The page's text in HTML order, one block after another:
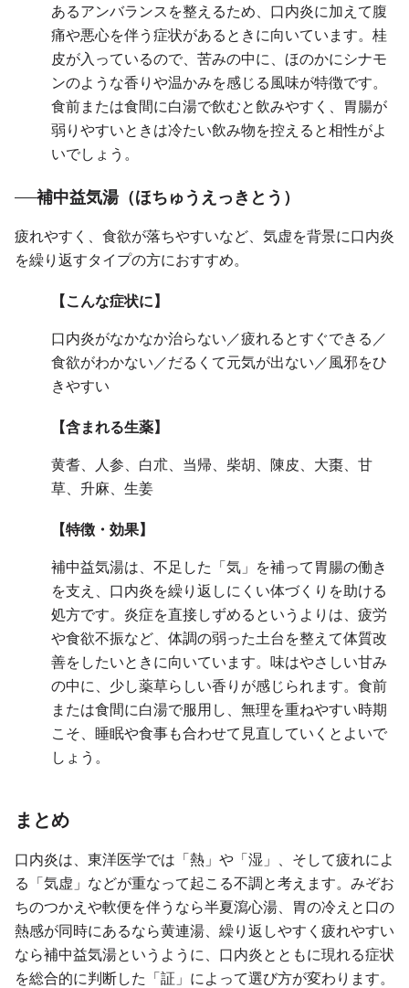
あるアンバランスを整えるため、口内炎に加えて腹
痛や悪心を伴う症状があるときに向いています。桂
皮が入っているので、苦みの中に、ほのかにシナモ
ンのような香りや温かみを感じる風味が特徴です。
食前または食間に白湯で飲むと飲みやすく、胃腸が
弱りやすいときは冷たい飲み物を控えると相性がよ
いでしょう。
補中益気湯（ほちゅうえっきとう）
疲れやすく、食欲が落ちやすいなど、気虚を背景に口内炎
を繰り返すタイプの方におすすめ。
【こんな症状に】
口内炎がなかなか治らない／疲れるとすぐできる／
食欲がわかない／だるくて元気が出ない／風邪をひ
きやすい
【含まれる生薬】
黄耆、人参、白朮、当帰、柴胡、陳皮、大棗、甘
草、升麻、生姜
【特徴・効果】
補中益気湯は、不足した「気」を補って胃腸の働き
を支え、口内炎を繰り返しにくい体づくりを助ける
処方です。炎症を直接しずめるというよりは、疲労
や食欲不振など、体調の弱った土台を整えて体質改
善をしたいときに向いています。味はやさしい甘み
の中に、少し薬草らしい香りが感じられます。食前
または食間に白湯で服用し、無理を重ねやすい時期
こそ、睡眠や食事も合わせて見直していくとよいで
しょう。
まとめ
口内炎は、東洋医学では「熱」や「湿」、そして疲れによ
る「気虚」などが重なって起こる不調と考えます。みぞお
ちのつかえや軟便を伴うなら半夏瀉心湯、胃の冷えと口の
熱感が同時にあるなら黄連湯、繰り返しやすく疲れやすい
なら補中益気湯というように、口内炎とともに現れる症状
を総合的に判断した「証」によって選び方が変わります。